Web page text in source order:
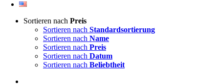
Sortieren nach Preis
Sortieren nach Standardsortierung
Sortieren nach Name
Sortieren nach Preis
Sortieren nach Datum
Sortieren nach Beliebtheit